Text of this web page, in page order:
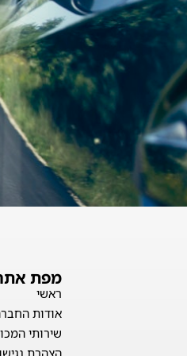
מפת
ראשי
אודות
שירותי